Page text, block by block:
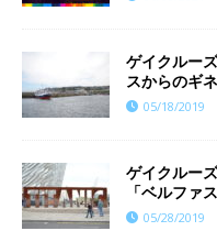
ゲイクルー
スからのギ
05/18/2019
ゲイクルー
「ベルファ
05/28/2019